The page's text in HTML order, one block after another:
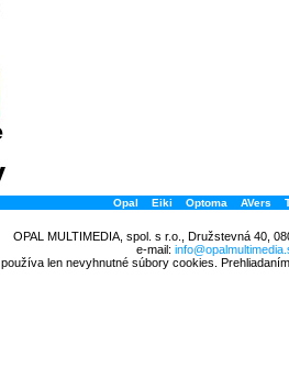
Opal Eiki Optoma AVers
OPAL MULTIMEDIA, spol. s r.o., Družstevná 40,
e-mail:
používa len nevyhnutné súbory cookies.